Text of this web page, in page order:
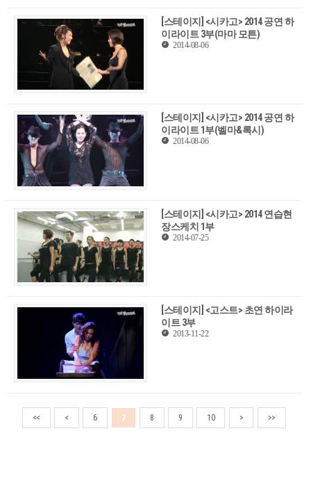
[스테이지] <시카고> 2014 공연 하
이라이트 3부(마마 모튼)
2014-08-06
[스테이지] <시카고> 2014 공연 하
이라이트 1부(벨마&록시)
2014-08-06
[스테이지] <시카고> 2014 연습현
장스케치 1부
2014-07-25
[스테이지] <고스트> 초연 하이라
이트 3부
2013-11-22
<< < 6 7 8 9 10 > >>